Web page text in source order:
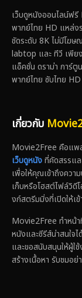
เว็บดูหนังออนไลน์ฟ
พากย์ไทย HD แหล่ง
ชัดระดับ 8K ไม่มีโฆ
labtop และ ทีวี เพีย
แอ็คชั่น ดราม่า การ์ตู
พากย์ไทย ซับไทย
เกี่ยวกับ
Movie2Free คือแพ
เว็บดูหนังที่คัดสรรแ
เพื่อให้คุณเข้าถึงควา
เก็บหรือโฮสต์ไฟล์วิดี
งก์สตรีมมิ่งที่เปิดให้เ
Movie2Free ทำหน้
หนังและซีรีส์น่าสนใจ
และขอสนับสนุนให้ผู้ใ
สร้างเนื้อหา รับชมอ